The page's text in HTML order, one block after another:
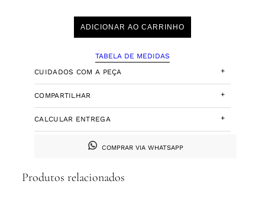
ADICIONAR AO CARRINHO
TABELA DE MEDIDAS
CUIDADOS COM A PEÇA
+
COMPARTILHAR +
CALCULAR ENTREGA +
COMPRAR VIA WHATSAPP
Produtos relacionados